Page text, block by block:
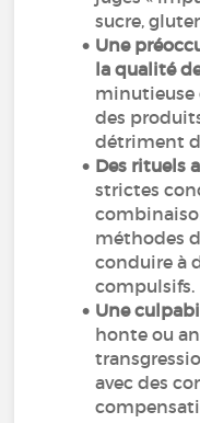
sucre,
Une
la qualité
minutieuse
des
détriment
Des rituels
strictes
méthodes
conduire à
compulsifs.
Une
honte ou
avec des